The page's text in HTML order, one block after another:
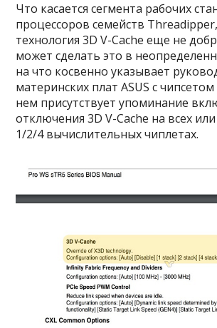
Что касается сегмента рабочих
процессоров семейств
технология 3D V-Cache еще не
может сделать это в
на что косвенно указывает
материнских плат ASUS с
нем присутствует упоминание
отключения 3D V-Cache на всех
1/2/4 вычислительных чиплетах.